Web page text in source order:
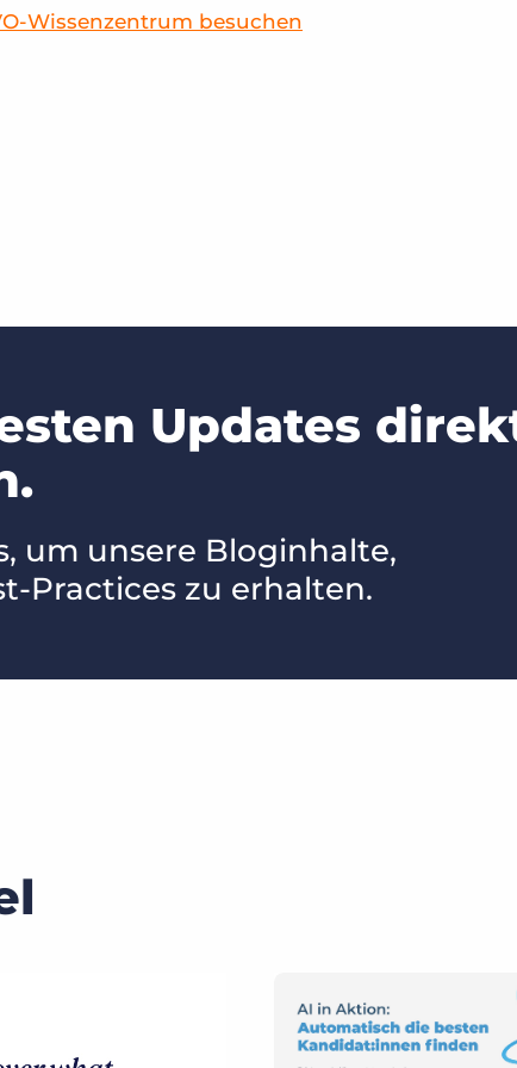
Wissenzentrum besuchen
Updates
um unsere Bloginhalte,
Practices zu erhalten.